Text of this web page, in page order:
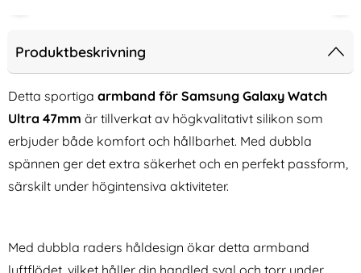
Fjäril Textur Rosa
Art. nr 229748
tidigare pris
Fodral Rhombus Läder Svart
Art. nr 244030
tidigare pris
Produktbeskrivning
Detta sportiga armband för Samsung Galaxy Watch
Ultra 47mm är tillverkat av högkvalitativt silikon som
erbjuder både komfort och hållbarhet. Med dubbla
spännen ger det extra säkerhet och en perfekt passform,
särskilt under högintensiva aktiviteter.
Med dubbla raders håldesign ökar detta armband
luftflödet, vilket håller din handled sval och torr under